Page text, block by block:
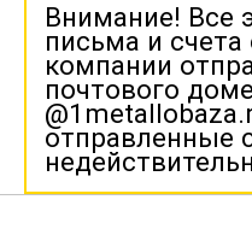
Внимание! Все
письма и
компании
почтового
отправленные